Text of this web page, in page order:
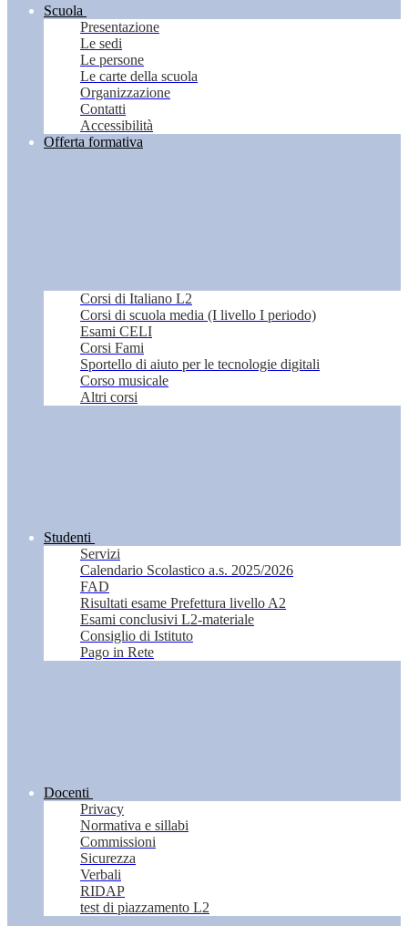
Scuola
Presentazione
Le sedi
Le persone
Le carte della scuola
Organizzazione
Contatti
Accessibilità
Offerta formativa
Corsi di Italiano L2
Corsi di scuola media (I livello I periodo)
Esami CELI
Corsi Fami
Sportello di aiuto per le tecnologie digitali
Corso musicale
Altri corsi
Studenti
Servizi
Calendario Scolastico a.s. 2025/2026
FAD
Risultati esame Prefettura livello A2
Esami conclusivi L2-materiale
Consiglio di Istituto
Pago in Rete
Docenti
Privacy
Normativa e sillabi
Commissioni
Sicurezza
Verbali
RIDAP
test di piazzamento L2